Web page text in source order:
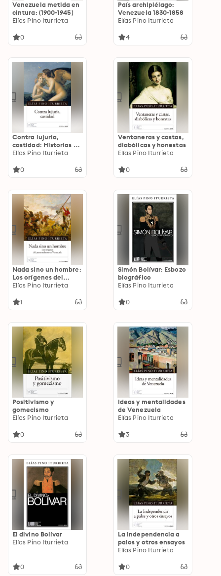
Venezuela metida en
cintura: (1900-1945)
Elías Pino Iturrieta
0
País archipiélago:
Venezuela 1830-1858
Elías Pino Iturrieta
4
Contra lujuria,
castidad: Historias de
pecado en el siglo
Elías Pino Iturrieta
0
Ventaneras y castas,
diabólicas y honestas
Elías Pino Iturrieta
0
Nada sino un hombre:
Los orígenes del
personalismo en
Elías Pino Iturrieta
1
Simón Bolívar: Esbozo
biográfico
Elías Pino Iturrieta
0
Positivismo y
gomecismo
Elías Pino Iturrieta
0
Ideas y mentalidades
de Venezuela
Elías Pino Iturrieta
3
El divino Bolívar
Elías Pino Iturrieta
0
La Independencia a
palos y otros ensayos
Elías Pino Iturrieta
0